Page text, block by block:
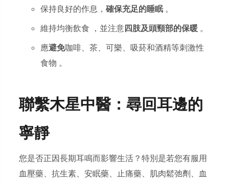
保持良好的作息， 確保充足的睡眠。
維持均衡飲食 ，並注意四肢及頭頸部的保暖。
應避免咖啡、茶、可樂、吸菸和酒精等刺激性
食物 。
聯繫木星中醫：尋回耳邊的
寧靜
您是否正因長期耳鳴而影響生活？特別是若您有服用
血壓藥、抗生素、安眠藥、止痛藥、肌肉鬆弛劑、血